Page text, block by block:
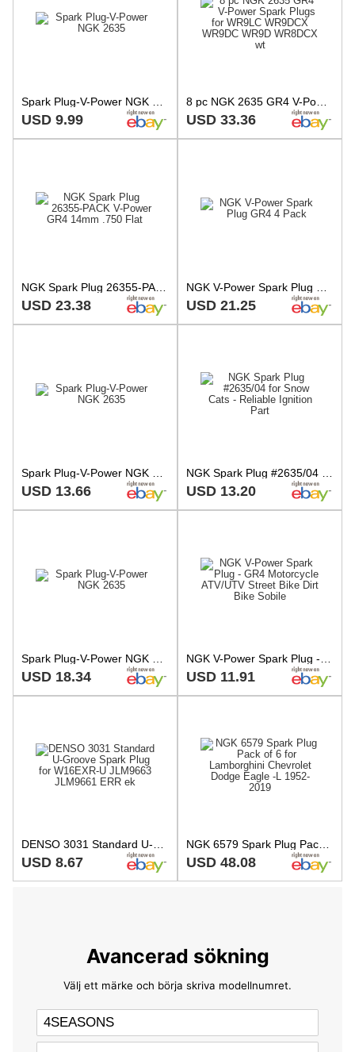
USD 9.99 USD 33.36
NGK Spark Plug 26355-PACK V-Power GR4 14mm .750 Flat
USD 23.38 USD 21.25
USD 13.66 USD 13.20
USD 18.34 USD 11.91
USD 8.67 USD 48.08
Avancerad sökning
Välj ett märke och börja skriva modellnumret.